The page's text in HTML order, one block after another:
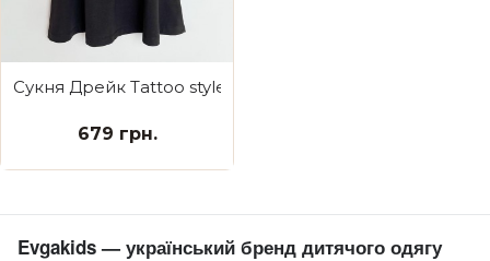
Сукня Дрейк Tattoo style Dark
679 грн.
Evgakids — український бренд дитячого одягу